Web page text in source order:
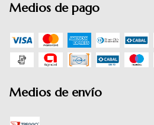
Medios de pago
Medios de envío